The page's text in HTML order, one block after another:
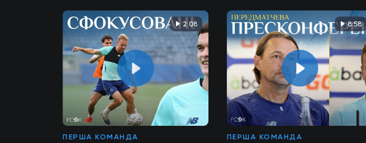
2:08
ПЕРША КОМАНДА
8:58
ПЕРША КОМАНДА